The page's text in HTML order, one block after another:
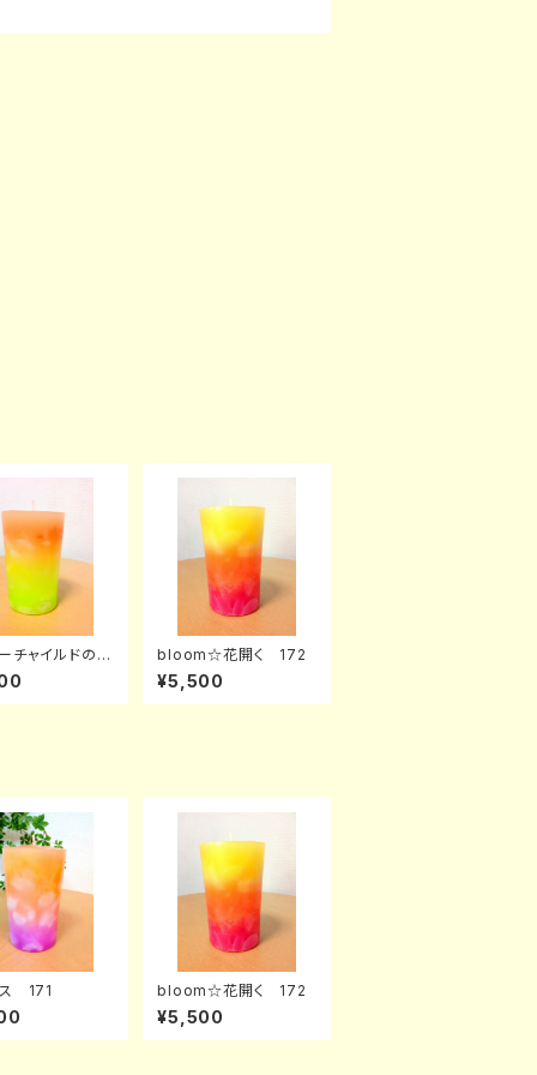
チャイルドの癒
bloom☆花開く 172
¥5,500
171 bloom☆花開く 172
¥5,500